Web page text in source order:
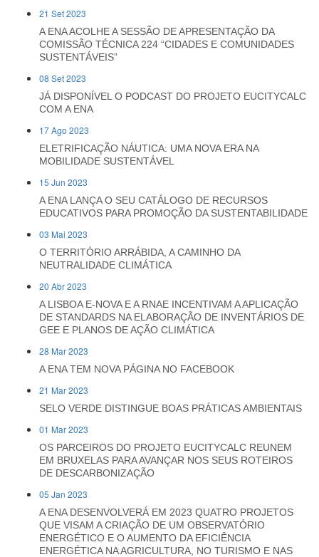
21 Set 2023
A ENA ACOLHE A SESSÃO DE APRESENTAÇÃO DA
COMISSÃO TÉCNICA 224 “CIDADES E COMUNIDADES
SUSTENTÁVEIS”
08 Set 2023
JÁ DISPONÍVEL O PODCAST DO PROJETO EUCITYCALC
COM A ENA
17 Ago 2023
ELETRIFICAÇÃO NÁUTICA: UMA NOVA ERA NA
MOBILIDADE SUSTENTÁVEL
15 Jun 2023
A ENA LANÇA O SEU CATÁLOGO DE RECURSOS
EDUCATIVOS PARA PROMOÇÃO DA SUSTENTABILIDADE
03 Mai 2023
O TERRITÓRIO ARRÁBIDA, A CAMINHO DA
NEUTRALIDADE CLIMÁTICA
20 Abr 2023
A LISBOA E-NOVA E A RNAE INCENTIVAM A APLICAÇÃO
DE STANDARDS NA ELABORAÇÃO DE INVENTÁRIOS DE
GEE E PLANOS DE AÇÃO CLIMÁTICA
28 Mar 2023
A ENA TEM NOVA PÁGINA NO FACEBOOK
21 Mar 2023
SELO VERDE DISTINGUE BOAS PRÁTICAS AMBIENTAIS
01 Mar 2023
OS PARCEIROS DO PROJETO EUCITYCALC REUNEM
EM BRUXELAS PARA AVANÇAR NOS SEUS ROTEIROS
DE DESCARBONIZAÇÃO
05 Jan 2023
A ENA DESENVOLVERÁ EM 2023 QUATRO PROJETOS
QUE VISAM A CRIAÇÃO DE UM OBSERVATÓRIO
ENERGÉTICO E O AUMENTO DA EFICIÊNCIA
ENERGÉTICA NA AGRICULTURA, NO TURISMO E NAS